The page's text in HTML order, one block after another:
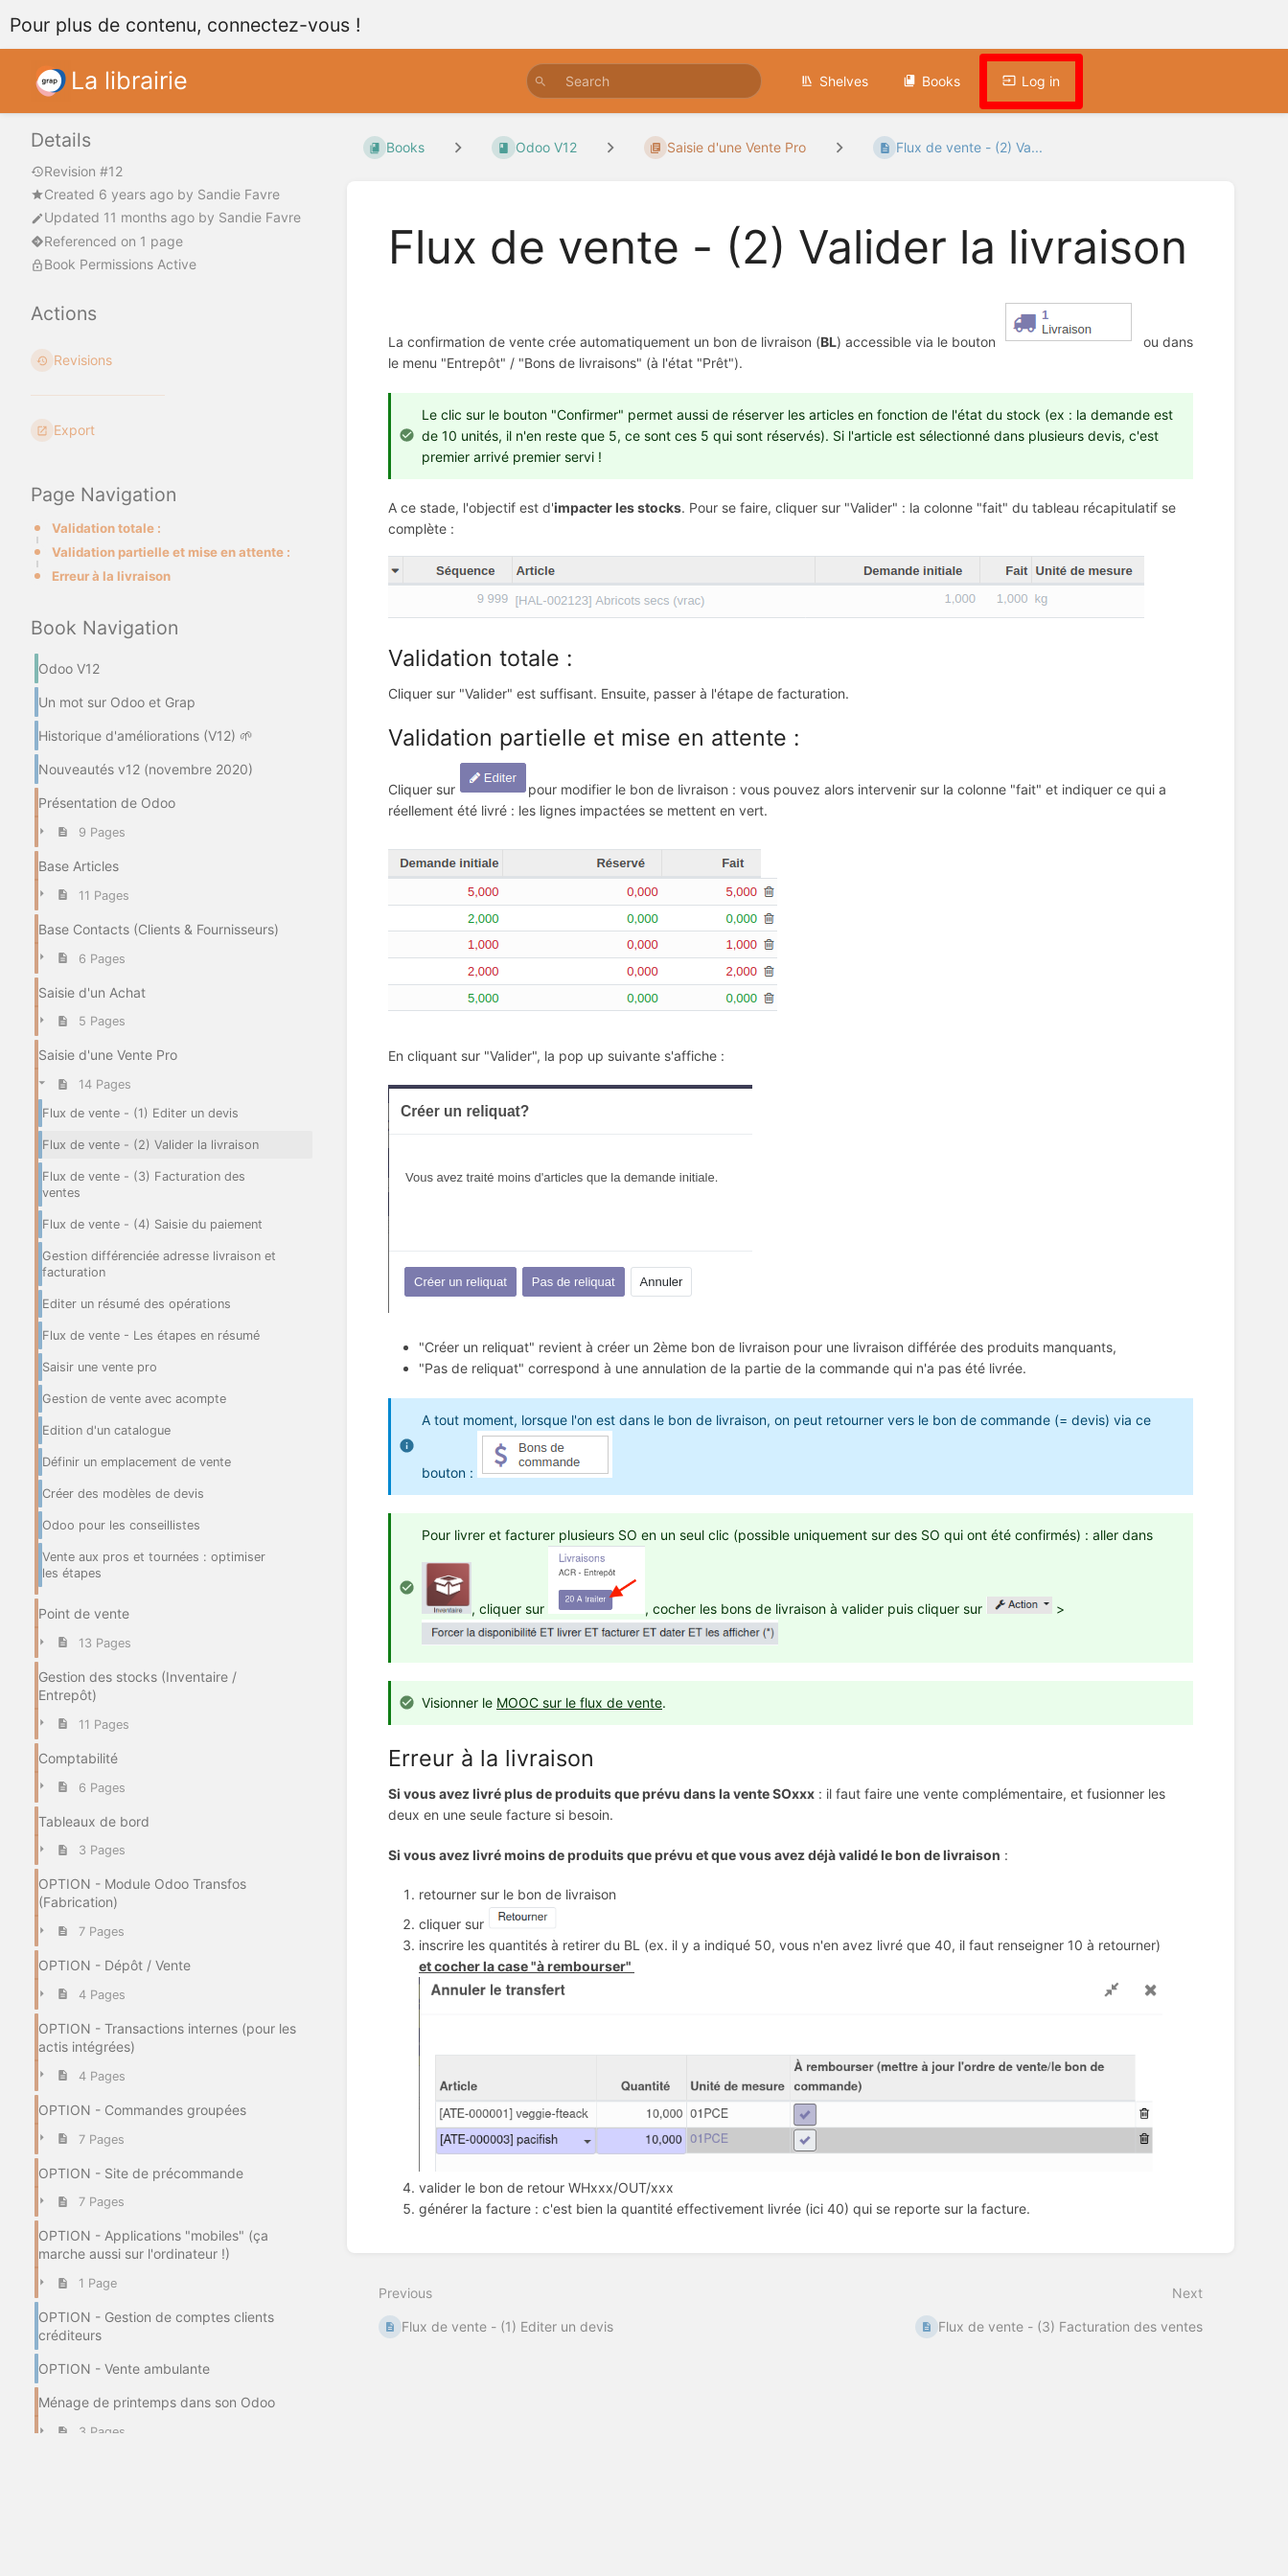
Pour plus de contenu, connectez-vous !
La librairie Shelves Books Log in
Details
Revision #12
Created 6 years ago by Sandie Favre
Updated 11 months ago by Sandie Favre
Referenced on 1 page
Book Permissions Active
Actions
Revisions
Export
Page Navigation
Validation totale :
Validation partielle et mise en attente :
Erreur à la livraison
Book Navigation
Odoo V12
Un mot sur Odoo et Grap
Historique d'améliorations (V12) 🌱
Nouveautés v12 (novembre 2020)
Présentation de Odoo
9 Pages
Base Articles
11 Pages
Base Contacts (Clients & Fournisseurs)
6 Pages
Saisie d'un Achat
5 Pages
Saisie d'une Vente Pro
14 Pages
Flux de vente - (1) Editer un devis
Flux de vente - (2) Valider la livraison
Flux de vente - (3) Facturation des
ventes
Flux de vente - (4) Saisie du paiement
Gestion différenciée adresse livraison et
facturation
Editer un résumé des opérations
Flux de vente - Les étapes en résumé
Saisir une vente pro
Gestion de vente avec acompte
Edition d'un catalogue
Définir un emplacement de vente
Créer des modèles de devis
Odoo pour les conseillistes
Vente aux pros et tournées : optimiser
les étapes
Point de vente
13 Pages
Gestion des stocks (Inventaire /
Entrepôt)
11 Pages
Comptabilité
6 Pages
Tableaux de bord
3 Pages
OPTION - Module Odoo Transfos
(Fabrication)
7 Pages
OPTION - Dépôt / Vente
4 Pages
OPTION - Transactions internes (pour les
actis intégrées)
4 Pages
OPTION - Commandes groupées
7 Pages
OPTION - Site de précommande
7 Pages
OPTION - Applications "mobiles" (ça
marche aussi sur l'ordinateur !)
1 Page
OPTION - Gestion de comptes clients
créditeurs
OPTION - Vente ambulante
Ménage de printemps dans son Odoo
3 Pages
Books Odoo V12 Saisie d'une Vente Pro Flux de vente - (2) Va...
Flux de vente - (2) Valider la livraison
La confirmation de vente crée automatiquement un bon de livraison (BL) accessible via le bouton
ou dans
le menu "Entrepôt" / "Bons de livraisons" (à l'état "Prêt").
Le clic sur le bouton "Confirmer" permet aussi de réserver les articles en fonction de l'état du stock (ex : la demande est
de 10 unités, il n'en reste que 5, ce sont ces 5 qui sont réservés). Si l'article est sélectionné dans plusieurs devis, c'est
premier arrivé premier servi !
A ce stade, l'objectif est d'impacter les stocks. Pour se faire, cliquer sur "Valider" : la colonne "fait" du tableau récapitulatif se
complète :
Validation totale :
Cliquer sur "Valider" est suffisant. Ensuite, passer à l'étape de facturation.
Validation partielle et mise en attente :
Cliquer sur
pour modifier le bon de livraison : vous pouvez alors intervenir sur la colonne "fait" et indiquer ce qui a
réellement été livré : les lignes impactées se mettent en vert.
En cliquant sur "Valider", la pop up suivante s'affiche :
"Créer un reliquat" revient à créer un 2ème bon de livraison pour une livraison différée des produits manquants,
"Pas de reliquat" correspond à une annulation de la partie de la commande qui n'a pas été livrée.
A tout moment, lorsque l'on est dans le bon de livraison, on peut retourner vers le bon de commande (= devis) via ce
bouton :
Pour livrer et facturer plusieurs SO en un seul clic (possible uniquement sur des SO qui ont été confirmés) : aller dans
, cliquer sur , cocher les bons de livraison à valider puis cliquer sur >
Visionner le MOOC sur le flux de vente.
Erreur à la livraison
Si vous avez livré plus de produits que prévu dans la vente SOxxx : il faut faire une vente complémentaire, et fusionner les
deux en une seule facture si besoin.
Si vous avez livré moins de produits que prévu et que vous avez déjà validé le bon de livraison :
retourner sur le bon de livraison
cliquer sur
inscrire les quantités à retirer du BL (ex. il y a indiqué 50, vous n'en avez livré que 40, il faut renseigner 10 à retourner)
et cocher la case "à rembourser"
valider le bon de retour WHxxx/OUT/xxx
générer la facture : c'est bien la quantité effectivement livrée (ici 40) qui se reporte sur la facture.
mode
Previous
Flux de vente - (1) Editer un devis
Next
Flux de vente - (3) Facturation des ventes